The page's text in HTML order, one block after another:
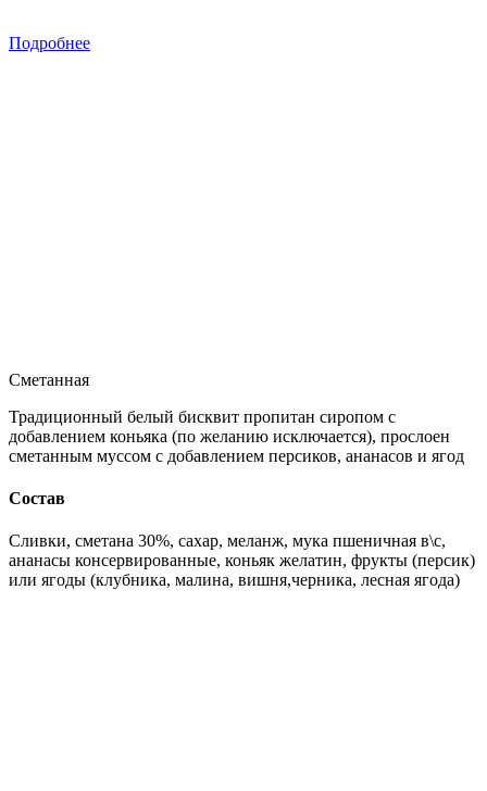
Подробнее
Сметанная
Традиционный белый бисквит пропитан сиропом с
добавлением коньяка (по желанию исключается), прослоен
сметанным муссом с добавлением персиков, ананасов и ягод
Состав
Сливки, сметана 30%, сахар, меланж, мука пшеничная в\с,
ананасы консервированные, коньяк желатин, фрукты (персик)
или ягоды (клубника, малина, вишня,черника, лесная ягода)